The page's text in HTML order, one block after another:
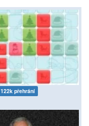
122k přehrání